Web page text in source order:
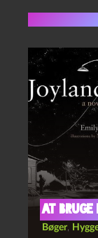
At bruge
Bøger,